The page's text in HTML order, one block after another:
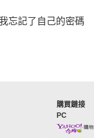
忘記了自己的密碼
購買鏈接
PC